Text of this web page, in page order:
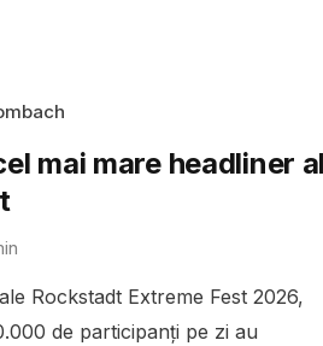
mai mare headliner al
Rockstadt Extreme Fest 2026,
de participanți pe zi au